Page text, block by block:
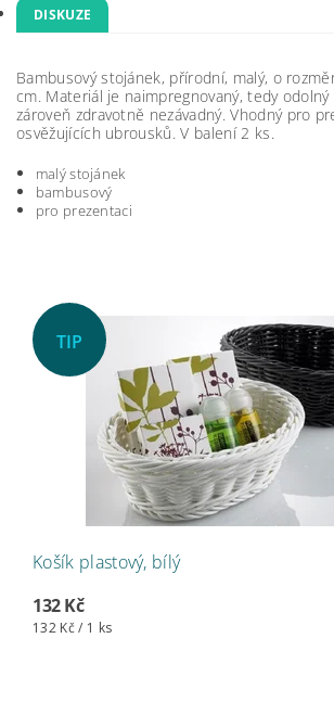
DISKUZE
Bambusový stojánek, přírodní, malý, o
cm. Materiál je naimpregnovaný, tedy odolný
zároveň zdravotně nezávadný. Vhodný pro
osvěžujících ubrousků. V balení 2 ks.
malý stojánek
bambusový
pro prezentaci
TIP
Košík plastový, bílý
132 Kč
132 Kč / 1 ks